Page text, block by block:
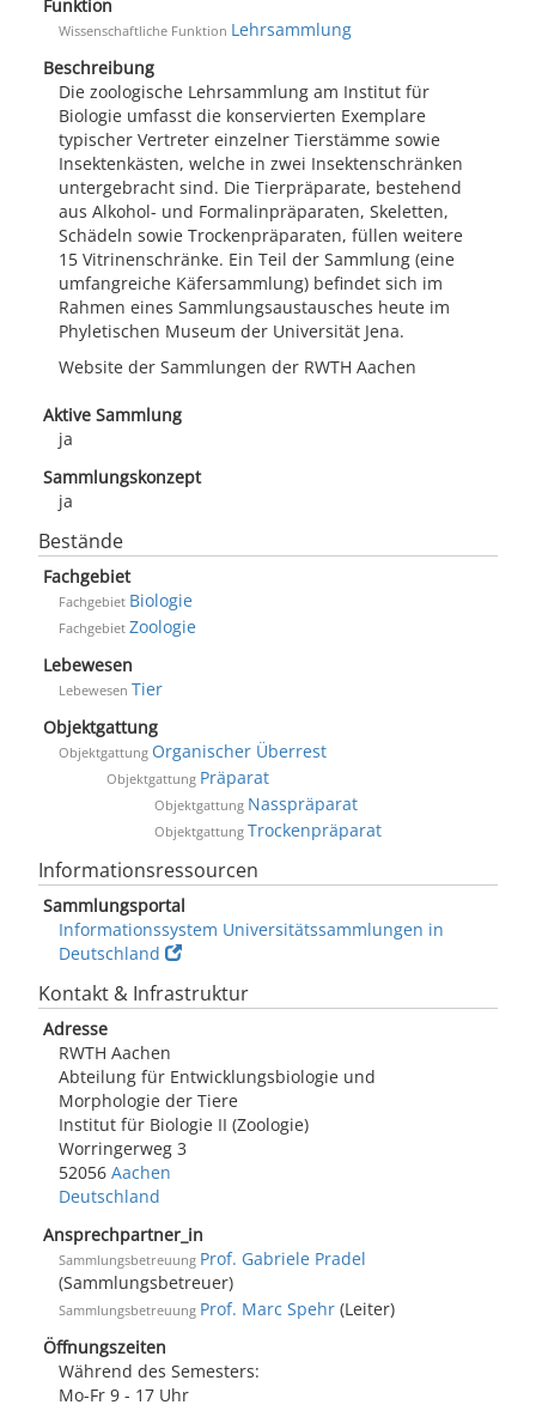
Funktion
Wissenschaftliche Funktion Lehrsammlung
Beschreibung
Die zoologische Lehrsammlung am Institut für
Biologie umfasst die konservierten Exemplare
typischer Vertreter einzelner Tierstämme sowie
Insektenkästen, welche in zwei Insektenschränken
untergebracht sind. Die Tierpräparate, bestehend
aus Alkohol- und Formalinpräparaten, Skeletten,
Schädeln sowie Trockenpräparaten, füllen weitere
15 Vitrinenschränke. Ein Teil der Sammlung (eine
umfangreiche Käfersammlung) befindet sich im
Rahmen eines Sammlungsaustausches heute im
Phyletischen Museum der Universität Jena.
Website der Sammlungen der RWTH Aachen
Aktive Sammlung
ja
Sammlungskonzept
ja
Bestände
Fachgebiet
Fachgebiet Biologie
Fachgebiet Zoologie
Lebewesen
Lebewesen Tier
Objektgattung
Objektgattung Organischer Überrest
Objektgattung Präparat
Objektgattung Nasspräparat
Objektgattung Trockenpräparat
Informationsressourcen
Sammlungsportal
Informationssystem Universitätssammlungen in
Deutschland
Kontakt & Infrastruktur
Adresse
RWTH Aachen
Abteilung für Entwicklungsbiologie und
Morphologie der Tiere
Institut für Biologie II (Zoologie)
Worringerweg 3
52056 Aachen
Deutschland
Ansprechpartner_in
Sammlungsbetreuung Prof. Gabriele Pradel
(Sammlungsbetreuer)
Sammlungsbetreuung Prof. Marc Spehr (Leiter)
Öffnungszeiten
Während des Semesters:
Mo-Fr 9 - 17 Uhr